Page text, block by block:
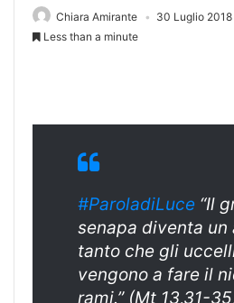
Chiara Amirante 30 Luglio 2018
Less than a minute
#ParoladiLuce “Il
senapa diventa un
tanto che gli
vengono a fare il
rami.” (Mt 13,31-